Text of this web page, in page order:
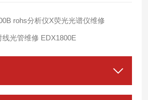
rohs分析仪X荧光光谱仪维修
线光管维修 EDX1800E